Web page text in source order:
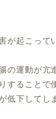
が起こって
の運動が亢
することで
低下してし